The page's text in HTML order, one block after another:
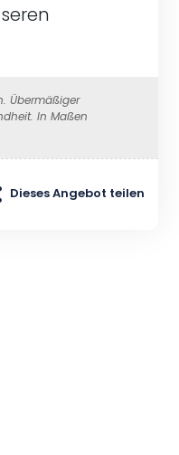
Übermäßiger
In Maßen
Dieses Angebot teilen